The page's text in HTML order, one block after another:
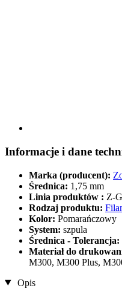
Informacje i dane
Marka (producent):
Średnica: 1,75 mm
Linia produktów : Z-
Rodzaj produktu:
Kolor: Pomarańczowy
System: szpula
Średnica - Tolerancja:
Materiał do
M300, M300 Plus,
Opis